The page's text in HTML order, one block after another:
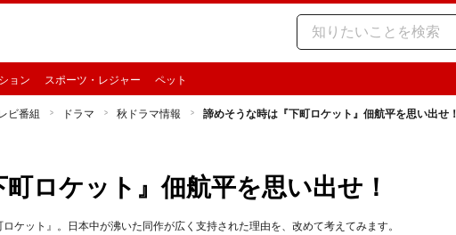
ョン スポーツ・レジャー ペット
ビ番組 ドラマ 秋ドラマ情報 諦めそうな時は『下町ロケット』佃航平を思い出せ！
ロケット』佃航平を思い出せ！
ケット』。日本中が沸いた同作が広く支持された理由を、改めて考えてみます。